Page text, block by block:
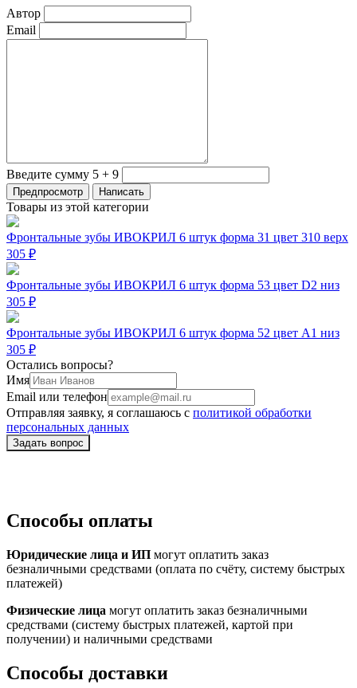
Автор
Email
Введите сумму 5 + 9
Товары из этой категории
Фронтальные зубы ИВОКРИЛ 6 штук форма 31 цвет 310 верх
305 ₽
Фронтальные зубы ИВОКРИЛ 6 штук форма 53 цвет D2 низ
305 ₽
Фронтальные зубы ИВОКРИЛ 6 штук форма 52 цвет А1 низ
305 ₽
Остались вопросы?
Имя
Email или телефон
Отправляя заявку, я соглашаюсь с политикой обработки
персональных данных
Способы оплаты
Юридические лица и ИП могут оплатить заказ
безналичными средствами (оплата по счёту, систему быстрых
платежей)
Физические лица могут оплатить заказ безналичными
средствами (систему быстрых платежей, картой при
получении) и наличными средствами
Способы доставки